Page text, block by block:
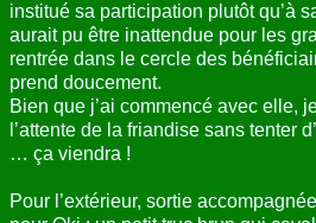
institué sa participation plutôt qu’à
aurait pu être inattendue pour les
rentrée dans le cercle des
prend doucement.
Bien que j’ai commencé avec elle,
l’attente de la friandise sans tenter
… ça viendra !
Pour l’extérieur, sortie